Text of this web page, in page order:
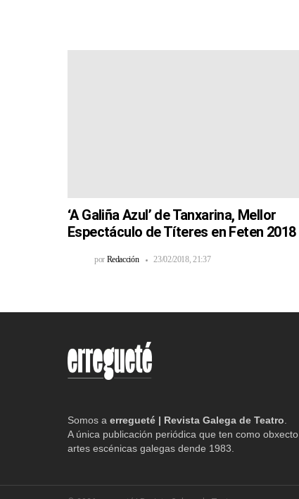
‘A Galiña Azul’ de Tanxarina, Mellor
Espectáculo de Títeres en Feten 2018
por Redacción 23/02/2018, 21:37
Somos a erregueté | Revista Galega de Teatro
A única publicación periódica que ten como
artes escénicas galegas dende 1983.